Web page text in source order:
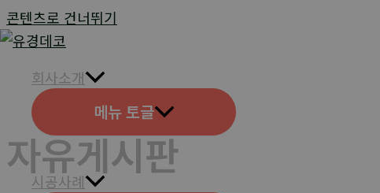
콘텐츠로 건너뛰기
회사소개
메뉴 토글
시공사례
자유게시판